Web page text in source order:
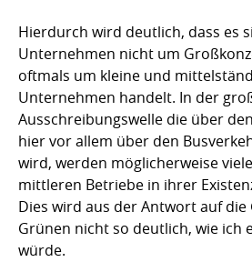
Hierdurch wird deutlich, dass es
Unternehmen nicht um
oftmals um kleine und
Unternehmen handelt. In der
Ausschreibungswelle die über
hier vor allem über den
wird, werden möglicherweise
mittleren Betriebe in ihrer
Dies wird aus der Antwort auf
Grünen nicht so deutlich, wie ich
würde.